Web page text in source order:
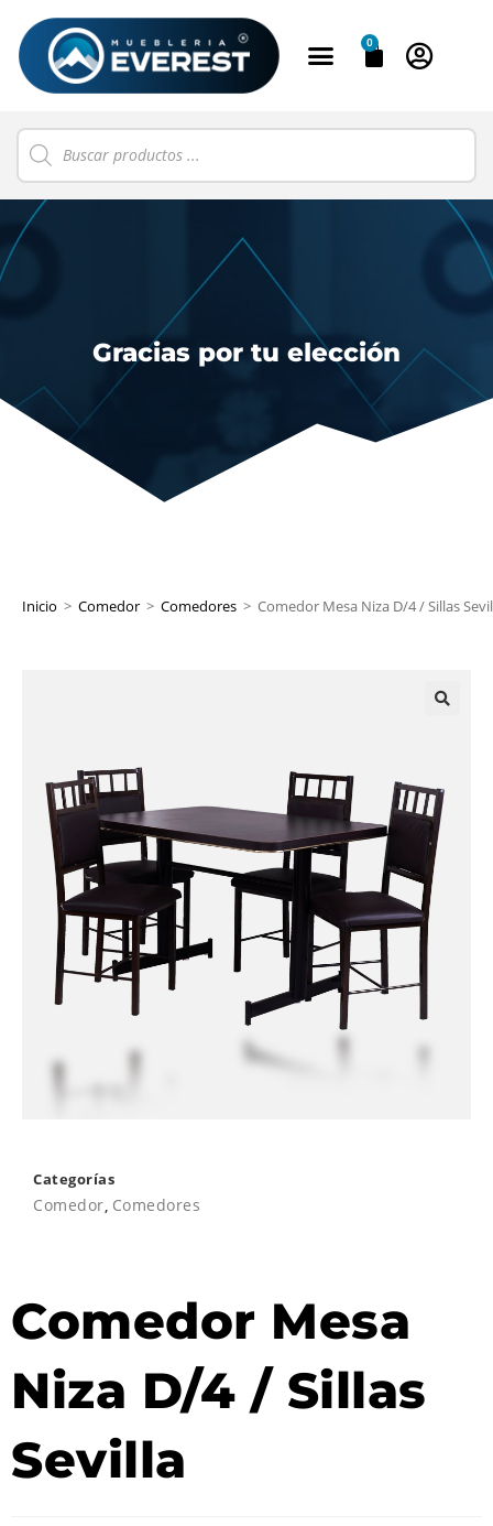
0
Gracias por tu elección
Inicio > Comedor > Comedores > Comedor Mesa Niza D/4 / Sillas
Categorías
Comedor, Comedores
Comedor Mesa
Niza D/4 / Sillas
Sevilla